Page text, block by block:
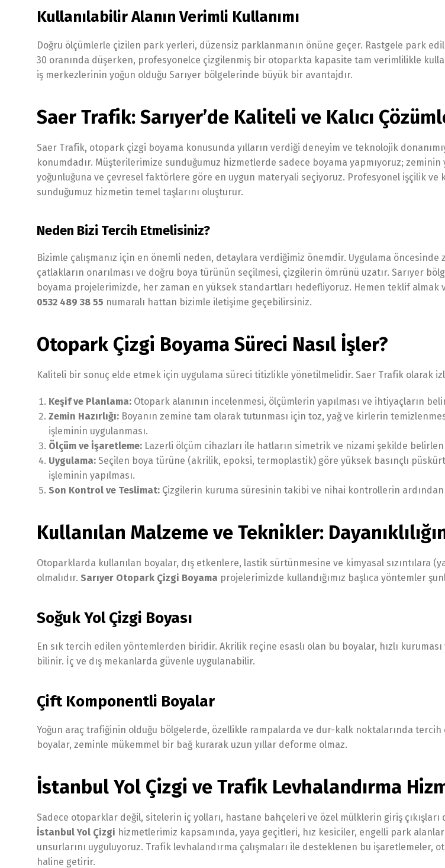
Kullanılabilir Alanın Verimli Kullanımı
Doğru ölçümlerle çizilen park yerleri, düzensiz parklanmanın önüne geçer. Rastgele park
30 oranında düşerken, profesyonelce çizgilenmiş bir otoparkta kapasite tam verimlilikle
iş merkezlerinin yoğun olduğu Sarıyer bölgelerinde büyük bir avantajdır.
Saer Trafik: Sarıyer’de Kaliteli ve Kalıcı
Saer Trafik, otopark çizgi boyama konusunda yılların verdiği deneyim ve teknolojik
konumdadır. Müşterilerimize sunduğumuz hizmetlerde sadece boyama yapmıyoruz; zeminin
yoğunluğuna ve çevresel faktörlere göre en uygun materyali seçiyoruz. Profesyonel işçilik ve
sunduğumuz hizmetin temel taşlarını oluşturur.
Neden Bizi Tercih Etmelisiniz?
Bizimle çalışmanız için en önemli neden, detaylara verdiğimiz önemdir. Uygulama
çatlakların onarılması ve doğru boya türünün seçilmesi, çizgilerin ömrünü uzatır. Sarıyer
boyama projelerimizde, her zaman en yüksek standartları hedefliyoruz. Hemen teklif almak
0532 489 38 55 numaralı hattan bizimle iletişime geçebilirsiniz.
Otopark Çizgi Boyama Süreci Nasıl İşler?
Kaliteli bir sonuç elde etmek için uygulama süreci titizlikle yönetilmelidir. Saer Trafik olarak
Keşif ve Planlama: Otopark alanının incelenmesi, ölçümlerin yapılması ve ihtiyaçların
Zemin Hazırlığı: Boyanın zemine tam olarak tutunması için toz, yağ ve kirlerin
işleminin uygulanması.
Ölçüm ve İşaretleme: Lazerli ölçüm cihazları ile hatların simetrik ve nizami şekilde
Uygulama: Seçilen boya türüne (akrilik, epoksi, termoplastik) göre yüksek basınçlı
işleminin yapılması.
Son Kontrol ve Teslimat: Çizgilerin kuruma süresinin takibi ve nihai kontrollerin ardından
Kullanılan Malzeme ve Teknikler:
Otoparklarda kullanılan boyalar, dış etkenlere, lastik sürtünmesine ve kimyasal sızıntılara
olmalıdır. Sarıyer Otopark Çizgi Boyama projelerimizde kullandığımız başlıca yöntemler
Soğuk Yol Çizgi Boyası
En sık tercih edilen yöntemlerden biridir. Akrilik reçine esaslı olan bu boyalar, hızlı
bilinir. İç ve dış mekanlarda güvenle uygulanabilir.
Çift Komponentli Boyalar
Yoğun araç trafiğinin olduğu bölgelerde, özellikle rampalarda ve dur-kalk noktalarında
boyalar, zeminle mükemmel bir bağ kurarak uzun yıllar deforme olmaz.
İstanbul Yol Çizgi ve Trafik Levhalandırma
Sadece otoparklar değil, sitelerin iç yolları, hastane bahçeleri ve özel mülklerin giriş
İstanbul Yol Çizgi hizmetlerimiz kapsamında, yaya geçitleri, hız kesiciler, engelli park
unsurlarını uyguluyoruz. Trafik levhalandırma çalışmaları ile desteklenen bu işaretlemeler,
haline getirir.